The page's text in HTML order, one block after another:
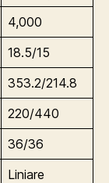
4,000
18.5/15
353.2/214.8
220/440
36/36
Liniare